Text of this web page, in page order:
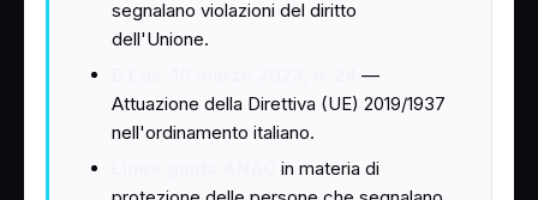
segnalano violazioni del diritto
dell'Unione.
—
Attuazione della Direttiva (UE) 2019/1937
nell'ordinamento italiano.
in materia di